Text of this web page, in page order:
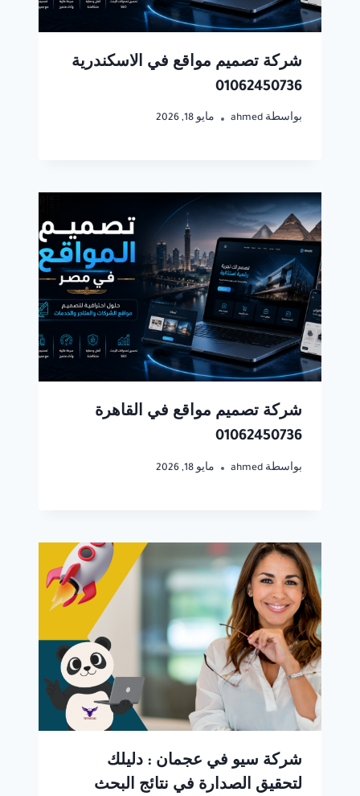
شركة تصميم مواقع في الاسكندرية
01062450736
بواسطة ahmed مايو 18, 2026
شركة تصميم مواقع في القاهرة
01062450736
بواسطة ahmed مايو 18, 2026
شركة سيو في عجمان : دليلك
لتحقيق الصدارة في نتائج البحث